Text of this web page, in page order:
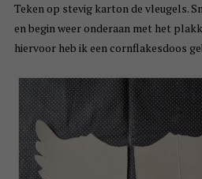
Teken op stevig karton de vleugels.
en begin weer onderaan met het
hiervoor heb ik een cornflakesdoos